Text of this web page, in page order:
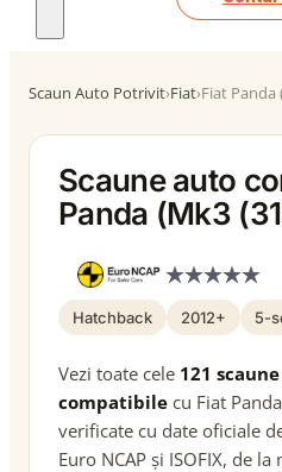
Scaun Auto Potrivit›Fiat›Fiat Panda
Scaune auto
Panda (Mk3
Hatchback 2012+ 5-
Vezi toate cele 121
compatibile cu Fiat
verificate cu date oficiale
Euro NCAP și ISOFIX, de